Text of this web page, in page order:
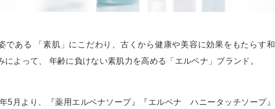
である 「素肌」にこだわり、古くから健康や美容に効果をもたらす和
によって、 年齢に負けない素肌力を高める「エルベナ」ブランド。
5月より、『薬用エルベナソープ』『エルベナ ハニータッチソープ』